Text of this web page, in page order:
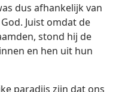
dus afhankelijk van
Juist omdat de
stond hij de
en hen uit hun
paradijs zijn dat ons